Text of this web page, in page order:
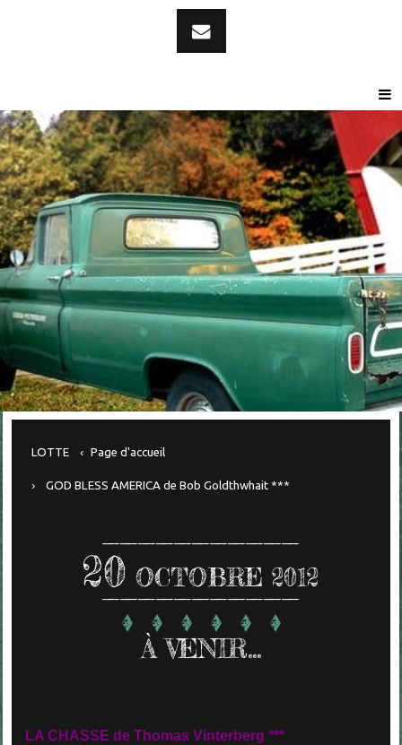
LOTTE Page d'accueil
GOD BLESS AMERICA de Bob Goldthwhait ***
20 OCTOBRE 2012
À VENIR...
LA CHASSE de Thomas Vinterberg ***